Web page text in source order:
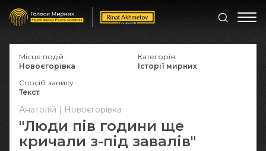
Анатолій | Новоєгорівка
"Люди пів години ще
кричали з-під завалів"
Місце подій:
Новоєгорівка
Категорія:
Історії мирних
Спосіб запису:
Текст